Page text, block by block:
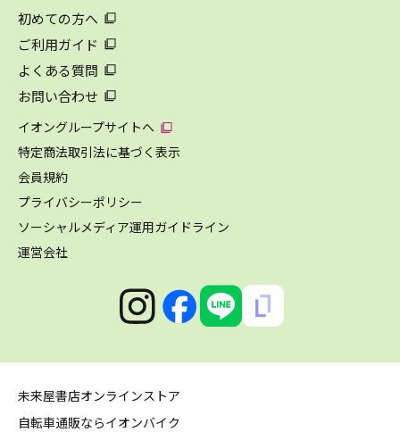
初めての方へ
ご利用ガイド
よくある質問
お問い合わせ
イオングループサイトへ
特定商法取引法に基づく表示
会員規約
プライバシーポリシー
ソーシャルメディア運用ガイドライン
運営会社
未来屋書店オンラインストア
自転車通販ならイオンバイク